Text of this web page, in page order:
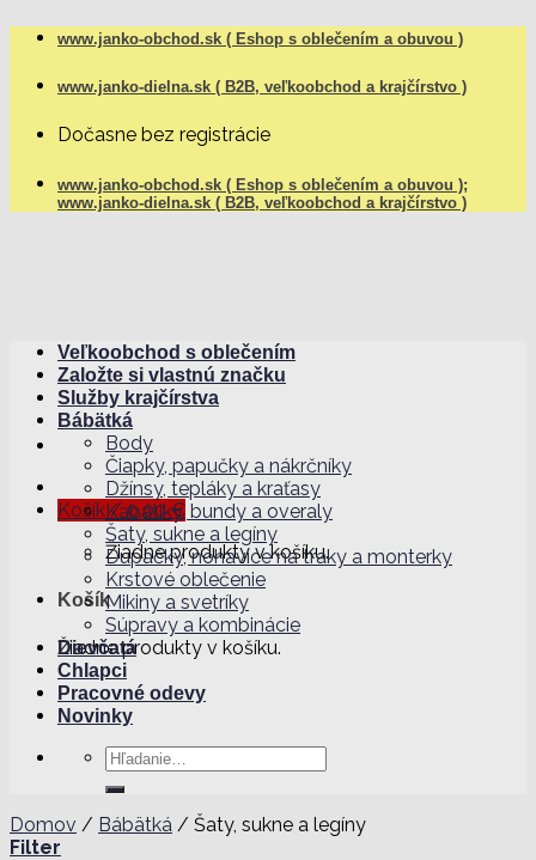
Skip
content
www.janko-obchod.sk ( Eshop s oblečením a obuvou )
www.janko-dielna.sk ( B2B, veľkoobchod a krajčírstvo )
Dočasne bez registrácie
www.janko-obchod.sk ( Eshop s oblečením a obuvou );
www.janko-dielna.sk ( B2B, veľkoobchod a krajčírstvo )
Košík /0,00€
Žiadne produkty v košíku.
Košík
Žiadne produkty v košíku.
Veľkoobchod s oblečením
Založte si vlastnú značku
Služby krajčírstva
Bábätká
Body
Čiapky, papučky a nákrčníky
Džínsy, tepláky a kraťasy
Kabátiky, bundy a overaly
Šaty, sukne a legíny
Dupačky, nohavice na traky a monterky
Krstové oblečenie
Mikiny a svetríky
Súpravy a kombinácie
Dievčatá
Chlapci
Pracovné odevy
Novinky
Hľadať:
Domov / Bábätká / Šaty, sukne a legíny
Filter